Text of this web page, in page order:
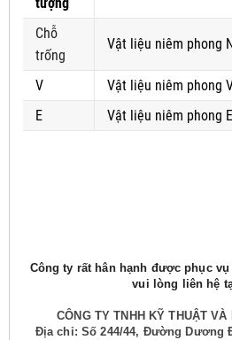
Chỗ
trống
Vật liệu niêm phong
V
Vật liệu niêm phong
E
Vật liệu niêm phong
Công ty rất hân hạnh được phục
vui lòng liên hệ
CÔNG TY TNHH KỸ THUẬT VÀ
Địa chỉ: Số 244/44, Đường Dương